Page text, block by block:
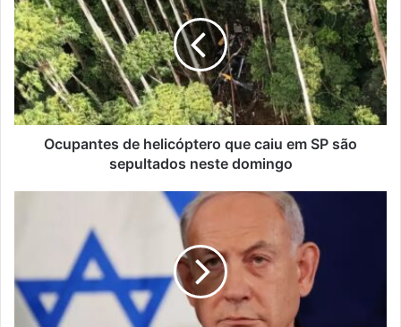
helicóptero
que
caiu
em
SP
são
sepultados
nesteOcupantes de helicóptero que caiu em SP são
sepultados neste domingo
Hamas
completa
100